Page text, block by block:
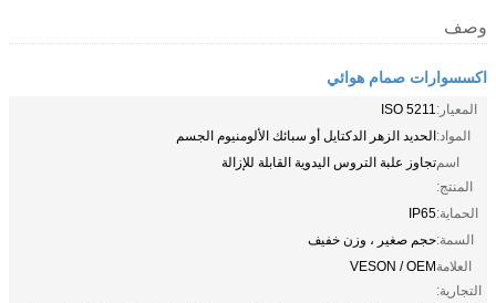
وصف
اكسسوارات صمام هوائي
المعيار:ISO 5211
المواد:الحديد الزهر الدكتايل أو سبائك الألومنيوم الجسم
اسم
المنتج:
تجاوز علبة التروس اليدوية القابلة للإزالة
الحماية:IP65
السمة:حجم صغير ، وزن خفيف
العلامة
التجارية:
VESON / OEM